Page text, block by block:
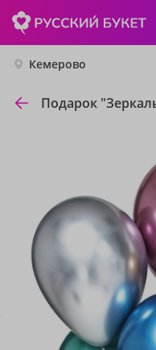
Кемерово
Подарок